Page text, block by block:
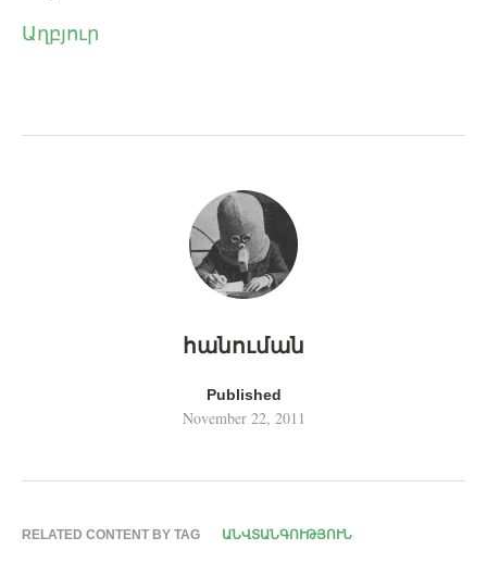
Աղբյուր
հանուման
Published
November 22, 2011
RELATED CONTENT BY TAG ԱՆՎՏԱՆԳՈՒԹՅՈՒՆ